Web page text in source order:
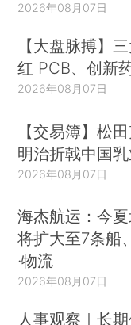
2026年08月07日
【大盘脉搏】
红 PCB、创新
2026年08月07日
【交易簿】松
明治折戟中国
2026年08月07日
海杰航运：今
将扩大至7条船
·物流
2026年08月07日
人事观察｜长